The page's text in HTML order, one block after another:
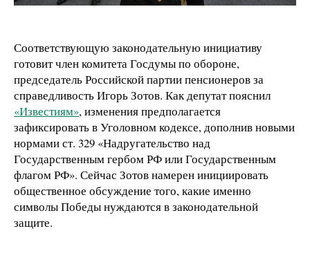
Соответствующую законодательную инициативу
готовит член комитета Госдумы по обороне,
председатель Российской партии пенсионеров за
справедливость Игорь Зотов. Как депутат пояснил
«Известиям», изменения предполагается
зафиксировать в Уголовном кодексе, дополнив новыми
нормами ст. 329 «Надругательство над
Государственным гербом РФ или Государственным
флагом РФ». Сейчас Зотов намерен инициировать
общественное обсуждение того, какие именно
символы Победы нуждаются в законодательной
защите.